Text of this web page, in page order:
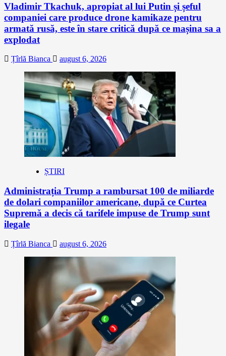
Vladimir Tkachuk, apropiat al lui Putin și șeful
companiei care produce drone kamikaze pentru
armată rusă, este în stare critică după ce mașina sa a
explodat
Țîrlă Bianca august 6, 2026
ȘTIRI
Administrația Trump a rambursat 100 de miliarde
de dolari companiilor americane, după ce Curtea
Supremă a decis că tarifele impuse de Trump sunt
ilegale
Țîrlă Bianca august 6, 2026